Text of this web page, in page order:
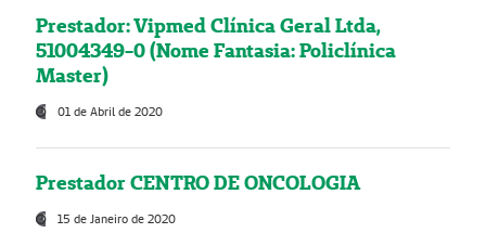
Prestador: Vipmed Clínica Geral Ltda,
51004349-0 (Nome Fantasia: Policlínica
Master)
01 de Abril de 2020
Prestador CENTRO DE ONCOLOGIA
15 de Janeiro de 2020